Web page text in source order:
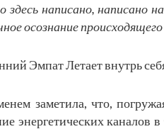
здесь написано, написано
осознание
Эмпат Летает внутрь
заметила, что,
энергетических